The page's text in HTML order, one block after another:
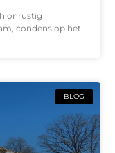
onrustig
condens op het
BLOG